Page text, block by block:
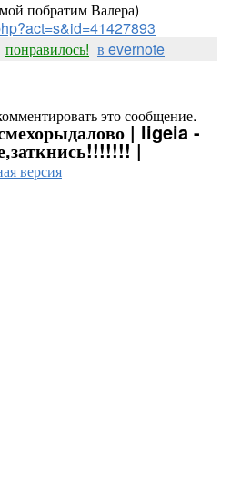
побратим Валера)
понравилось! в evernote
это сообщение.
| ligeia -
|
версия